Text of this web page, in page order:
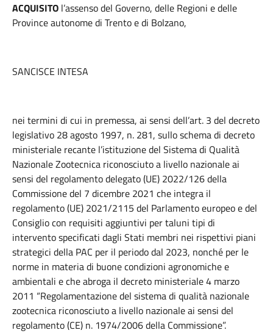
ACQUISITO l’assenso del Governo, delle Regioni e delle
Province autonome di Trento e di Bolzano,
SANCISCE INTESA
nei termini di cui in premessa, ai sensi dell’art. 3 del decreto
legislativo 28 agosto 1997, n. 281, sullo schema di decreto
ministeriale recante l’istituzione del Sistema di Qualità
Nazionale Zootecnica riconosciuto a livello nazionale ai
sensi del regolamento delegato (UE) 2022/126 della
Commissione del 7 dicembre 2021 che integra il
regolamento (UE) 2021/2115 del Parlamento europeo e del
Consiglio con requisiti aggiuntivi per taluni tipi di
intervento specificati dagli Stati membri nei rispettivi piani
strategici della PAC per il periodo dal 2023, nonché per le
norme in materia di buone condizioni agronomiche e
ambientali e che abroga il decreto ministeriale 4 marzo
2011 “Regolamentazione del sistema di qualità nazionale
zootecnica riconosciuto a livello nazionale ai sensi del
regolamento (CE) n. 1974/2006 della Commissione”.